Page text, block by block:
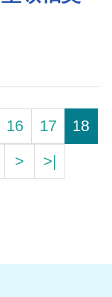
16 17
18
> >|